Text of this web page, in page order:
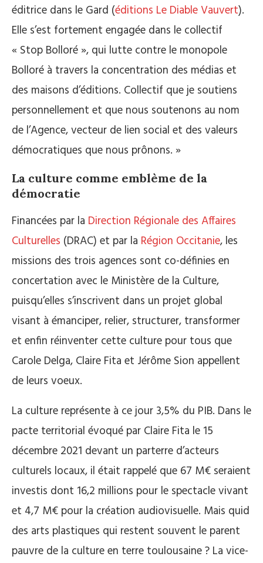
éditrice dans le Gard (éditions Le Diable Vauvert).
Elle s’est fortement engagée dans le collectif
« Stop Bolloré », qui lutte contre le monopole
Bolloré à travers la concentration des médias et
des maisons d’éditions. Collectif que je soutiens
personnellement et que nous soutenons au nom
de l’Agence, vecteur de lien social et des valeurs
démocratiques que nous prônons. »
La culture comme emblème de la
démocratie
Financées par la Direction Régionale des Affaires
Culturelles (DRAC) et par la Région Occitanie, les
missions des trois agences sont co-définies en
concertation avec le Ministère de la Culture,
puisqu’elles s’inscrivent dans un projet global
visant à émanciper, relier, structurer, transformer
et enfin réinventer cette culture pour tous que
Carole Delga, Claire Fita et Jérôme Sion appellent
de leurs voeux.
La culture représente à ce jour 3,5% du PIB. Dans le
pacte territorial évoqué par Claire Fita le 15
décembre 2021 devant un parterre d’acteurs
culturels locaux, il était rappelé que 67 M€ seraient
investis dont 16,2 millions pour le spectacle vivant
et 4,7 M€ pour la création audiovisuelle. Mais quid
des arts plastiques qui restent souvent le parent
pauvre de la culture en terre toulousaine ? La vice-